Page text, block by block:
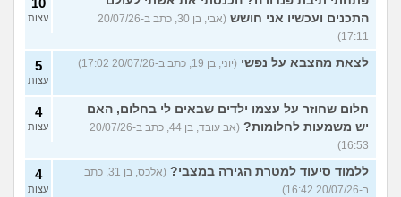
התכנים ועכשיו אני חושש
(אבי, בן 30, כתב ב-20/07/26
17:11)
עצות
לצאת מהצבא על נפשי (יוני, בן 19, כתב ב-20/07/26 17:02) 5
עצות
חלום שחוזר על עצמו ילדים שבאים לי בחלום, האם
יש משמעות לחלומות?
(אב עובד, בן 44, כתב ב-20/07/26
16:53)
4
עצות
ללמוד סיעוד למטרת הגירה במצבי?
(אלכס, בן 31, כתב
ב-20/07/26 16:42)
4
עצות